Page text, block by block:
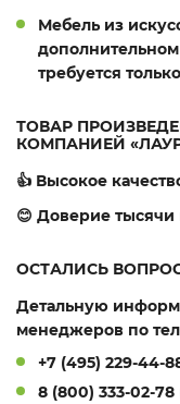
Мебель из
требуется
ТОВАР
КОМПАНИЕЙ
👍 Высокое
😊 Доверие тысячи
ОСТАЛИСЬ
Детальную
менеджеров по
+7 (495) 229-44-
8 (800) 333-02-